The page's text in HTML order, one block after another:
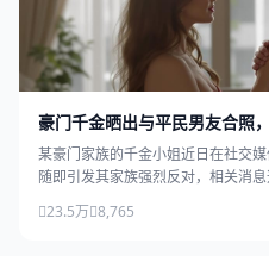
豪门千金晒出与平民男友合照
某豪门家族的千金小姐近日在社交
随即引发其家族强烈反对，相关消息
23.5万 8,765